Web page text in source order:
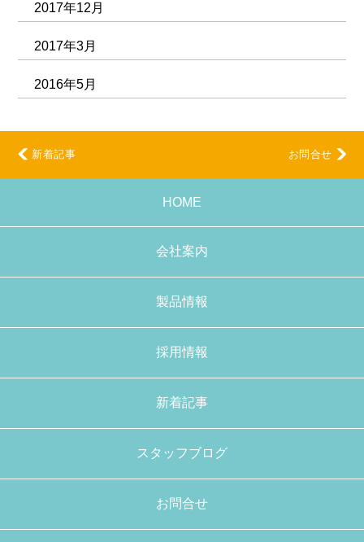
2017年12月
2017年3月
2016年5月
新着記事 お問合せ
HOME
会社案内
製品情報
採用情報
新着記事
スタッフブログ
お問合せ